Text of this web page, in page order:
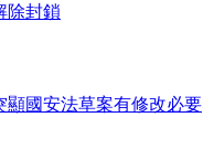
除封鎖
顯國安法草案有修改必要